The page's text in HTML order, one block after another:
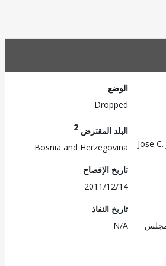
Dropped
البلد المقترض
Bosnia and Herzegovina
تاريخ الإفصاح
2011/12/14
تاريخ النفاذ
N/A